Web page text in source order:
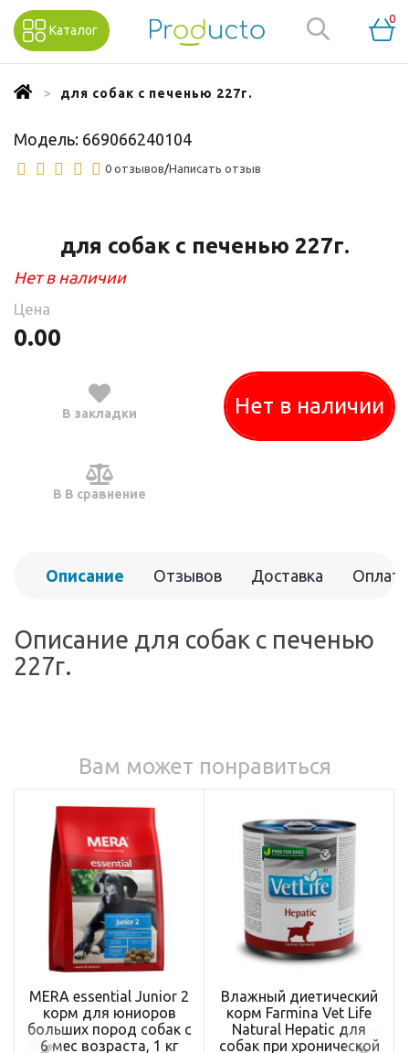
Каталог
0
для собак с печенью 227г.
Модель: 669066240104
0 отзывов/Написать отзыв
для собак с печенью 227г.
Нет в наличии
Цена
0.00
В закладки
В В сравнение
Нет в наличии
Описание Отзывов Доставка Оплата
Описание для собак с печенью
227г.
Вам может понравиться
MERA essential Junior 2
корм для юниоров
больших пород собак с
6 мес возраста, 1 кг
Влажный диетический
корм Farmina Vet Life
Natural Hepatic для
собак при хронической